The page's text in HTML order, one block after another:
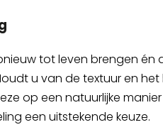
tot leven brengen én
u van de textuur en
op een natuurlijke
een uitstekende keuze.